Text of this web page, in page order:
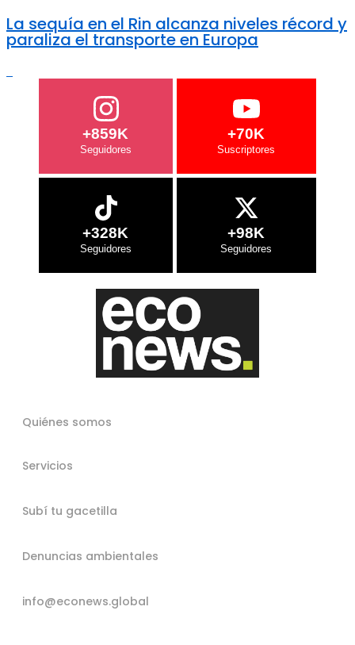
La sequía en el Rin alcanza niveles récord y
paraliza el transporte en Europa
+859K +70K
+328K +98K
Quiénes somos
Servicios
Subí tu gacetilla
Denuncias ambientales
info@econews.global